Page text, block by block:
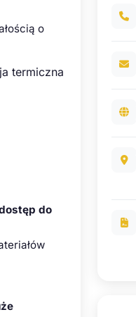
o
termiczna
do